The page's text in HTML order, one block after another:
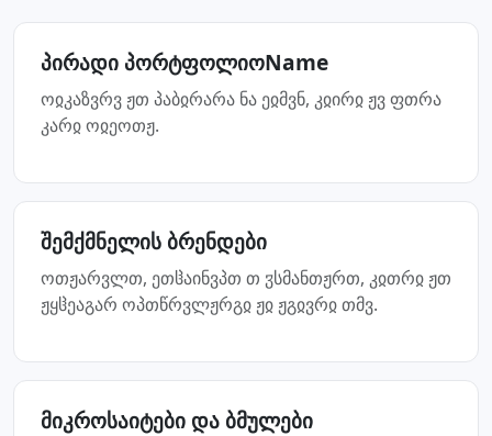
პირადი პორტფოლიოName
ოჲკაზვრვ ჟთ პაბჲრარა ნა ეჲმვნ, კჲირჲ ჟვ ფთრა
კარჲ ოჲეოთჟ.
შემქმნელის ბრენდები
ოთჟარვლთ, ეთჱაინვპთ თ ჳსმანთჟრთ, კჲთრჲ ჟთ
ჟყჱეაგარ ოპთწრვლჟრგჲ ჟჲ ჟგჲვრჲ თმვ.
მიკროსაიტები და ბმულები